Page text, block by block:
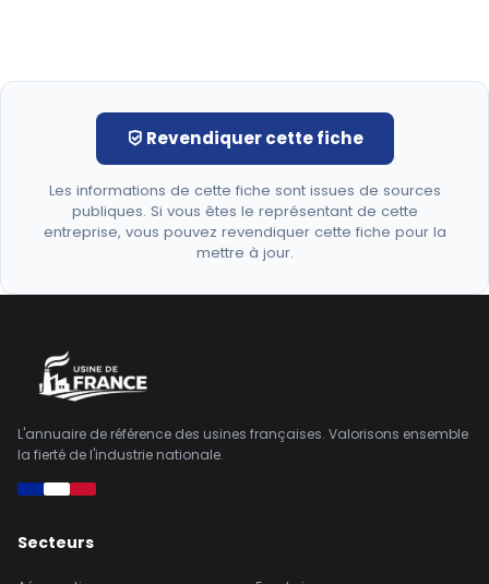
Revendiquer cette fiche
Les informations de cette fiche sont issues de sources
publiques. Si vous êtes le représentant de cette
entreprise, vous pouvez revendiquer cette fiche pour la
mettre à jour.
L'annuaire de référence des usines françaises. Valorisons ensemble
la fierté de l'industrie nationale.
Secteurs